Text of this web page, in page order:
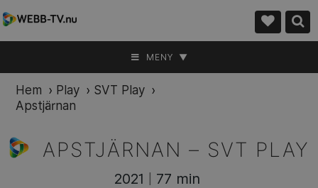
MENY ▼
Hem › Play › SVT Play ›
Apstjärnan
APSTJÄRNAN – SVT PLAY
2021 77 min